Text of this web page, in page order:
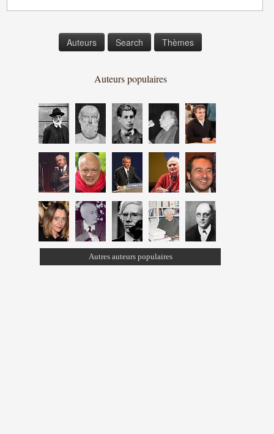
Auteurs Search Thèmes
Auteurs populaires
Autres auteurs populaires